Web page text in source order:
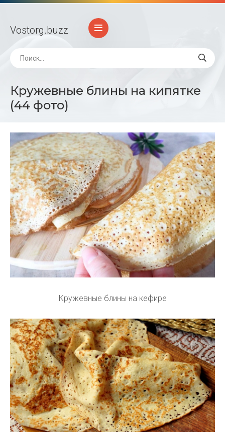
Vostorg.buzz
Кружевные блины на кипятке
(44 фото)
Кружевные блины на кефире